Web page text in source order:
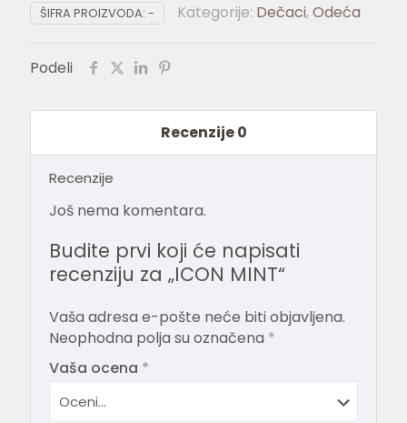
ŠIFRA PROIZVODA: - Kategorije: Dečaci,Odeća
Podeli
Recenzije0
Recenzije
Još nema komentara.
Budite prvi koji će napisati
recenziju za „ICON MINT“
Vaša adresa e-pošte neće biti objavljena.
Neophodna polja su označena *
Vaša ocena *